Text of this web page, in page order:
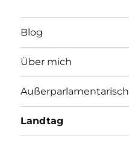
Blog
Über mich
Außerparlamentarisch
Landtag